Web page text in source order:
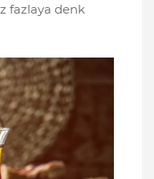
fazlaya denk